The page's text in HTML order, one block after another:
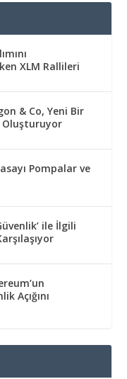
XLM Rallileri
& Co, Yeni Bir
Oluşturuyor
Pompalar ve
ile İlgili
Açığını